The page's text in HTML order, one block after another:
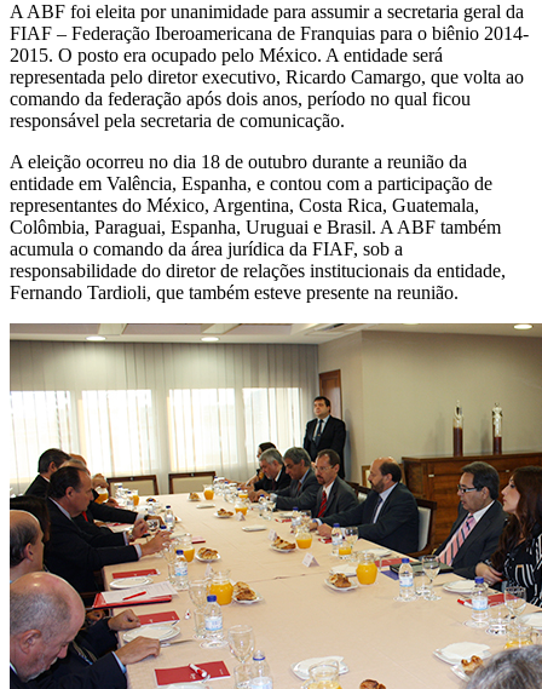
A ABF foi eleita por unanimidade para assumir a secretaria geral da
FIAF – Federação Iberoamericana de Franquias para o biênio 2014-
2015. O posto era ocupado pelo México. A entidade será
representada pelo diretor executivo, Ricardo Camargo, que volta ao
comando da federação após dois anos, período no qual ficou
responsável pela secretaria de comunicação.
A eleição ocorreu no dia 18 de outubro durante a reunião da
entidade em Valência, Espanha, e contou com a participação de
representantes do México, Argentina, Costa Rica, Guatemala,
Colômbia, Paraguai, Espanha, Uruguai e Brasil. A ABF também
acumula o comando da área jurídica da FIAF, sob a
responsabilidade do diretor de relações institucionais da entidade,
Fernando Tardioli, que também esteve presente na reunião.